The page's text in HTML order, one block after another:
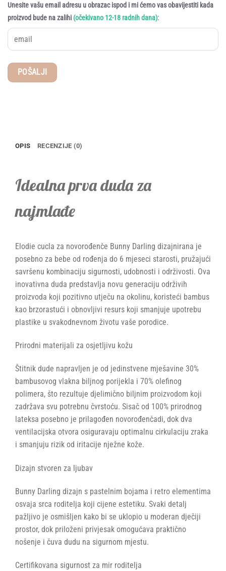
Unesite vašu email adresu u obrazac ispod i mi ćemo vas obavijestiti kada
proizvod bude na zalihi (očekivano 12-18 radnih dana):
OPIS RECENZIJE (0)
Idealna prva duda za
najmlađe
Elodie cucla za novorođenče Bunny Darling dizajnirana je
posebno za bebe od rođenja do 6 mjeseci starosti, pružajući
savršenu kombinaciju sigurnosti, udobnosti i održivosti. Ova
inovativna duda predstavlja novu generaciju održivih
proizvoda koji pozitivno utječu na okolinu, koristeći bambus
kao brzorastući i obnovljivi resurs koji smanjuje upotrebu
plastike u svakodnevnom životu vaše porodice.
Prirodni materijali za osjetljivu kožu
Štitnik dude napravljen je od jedinstvene mješavine 30%
bambusovog vlakna biljnog porijekla i 70% olefinog
polimera, što rezultuje djelimično biljnim proizvodom koji
zadržava svu potrebnu čvrstoću. Sisač od 100% prirodnog
lateksa posebno je prilagođen novorođenčadi, dok dva
ventilacijska otvora osiguravaju optimalnu cirkulaciju zraka
i smanjuju rizik od iritacije nježne kože.
Dizajn stvoren za ljubav
Bunny Darling dizajn s pastelnim bojama i retro elementima
osvaja srca roditelja koji cijene estetiku. Svaki detalj
pažljivo je osmišljen kako bi se uklopio u moderan dječiji
prostor, dok priloženi privjesak omogućava praktično
nošenje i čuva dudu na sigurnom mjestu.
Certifikovana sigurnost za mir roditelja